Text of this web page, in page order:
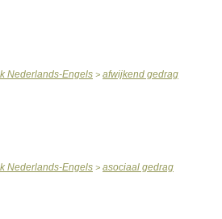
Nederlands-Engels > afwijkend gedrag
Nederlands-Engels > asociaal gedrag